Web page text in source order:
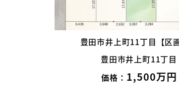
豊田市井上町11丁目【区
豊田市井上町11丁目
価格： 1,500万円